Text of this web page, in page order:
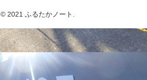
© 2021 ふるたかノート.